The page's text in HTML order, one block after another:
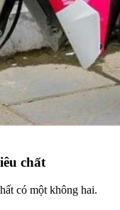
chất
có một không hai.